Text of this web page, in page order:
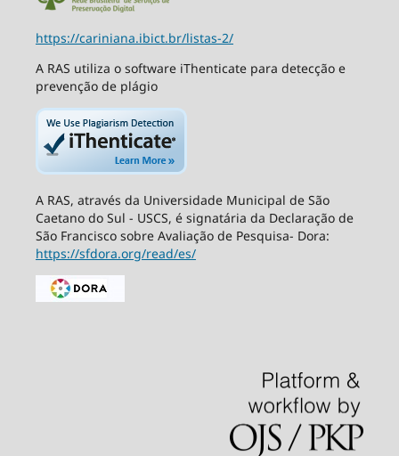
https://cariniana.ibict.br/listas-2/
A RAS utiliza o software iThenticate para detecção e
prevenção de plágio
A RAS, através da Universidade Municipal de São
Caetano do Sul - USCS, é signatária da Declaração de
São Francisco sobre Avaliação de Pesquisa- Dora:
https://sfdora.org/read/es/